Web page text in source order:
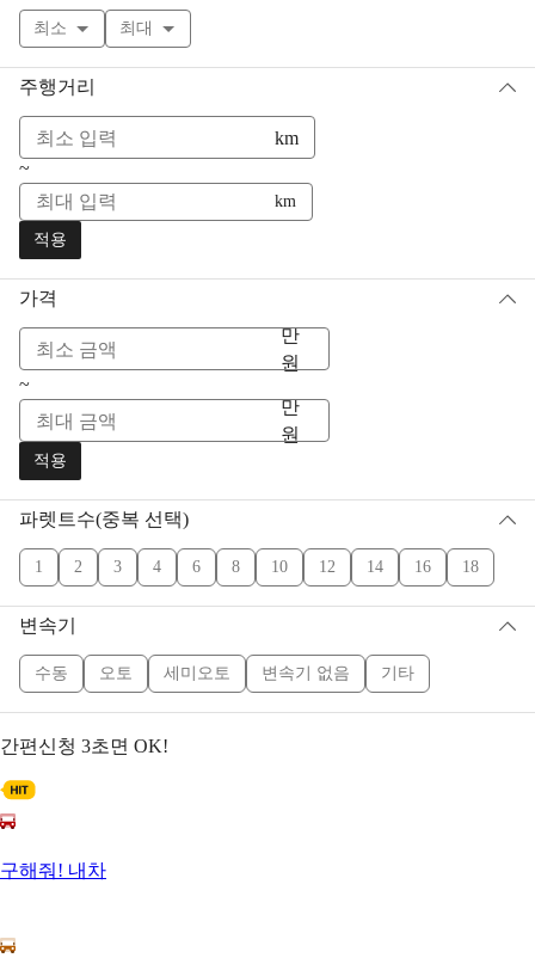
최소 최대
주행거리
km
~
km
적용
가격
만
원
~
만
원
적용
파렛트수(중복 선택)
1 2 3 4 6 8 10 12 14 16 18
변속기
수동 오토 세미오토 변속기 없음 기타
간편신청 3초면 OK!
구해줘! 내차